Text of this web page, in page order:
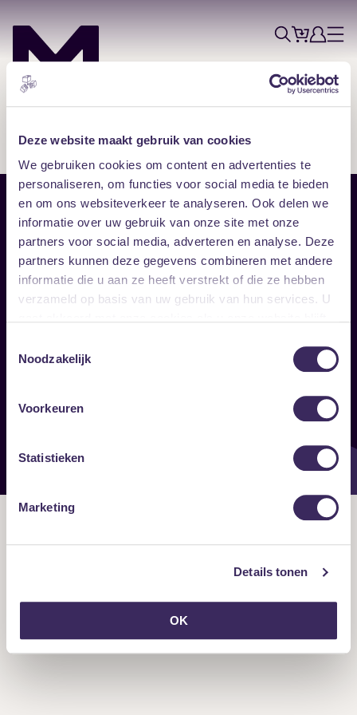
Deze website maakt gebruik van cookies
We gebruiken cookies om content en advertenties te
personaliseren, om functies voor social media te bieden
en om ons websiteverkeer te analyseren. Ook delen we
informatie over uw gebruik van onze site met onze
partners voor social media, adverteren en analyse. Deze
partners kunnen deze gegevens combineren met andere
informatie die u aan ze heeft verstrekt of die ze hebben
verzameld op basis van uw gebruik van hun services. U
Noodzakelijk
Voorkeuren
Statistieken
Marketing
Details tonen
OK
ZoekTicketsAccount
Menu
Sitemap
Home
Vrijwilligers
Verhuur
Disclaimer
Toegankelijkheid
Privacy & cookies
Follow
Onze nieuwsbrief ontvangen?